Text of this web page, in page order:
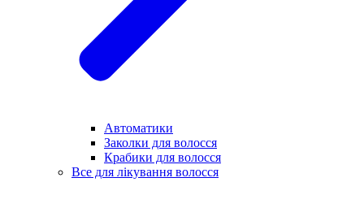
Автоматики
Заколки для волосся
Крабики для волосся
Все для лікування волосся